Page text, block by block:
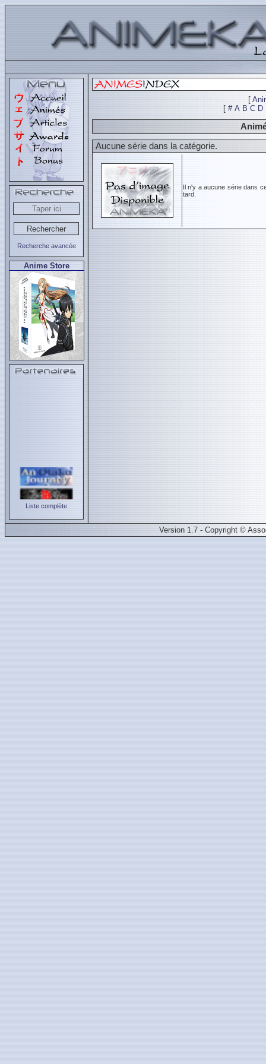
Recherche avancée
Anime Store
Liste complète
[
[ # A B C D
Aucune série dans la catégorie.
Il n'y a aucune série dans
tard.
Version 1.7 - Copyright ©